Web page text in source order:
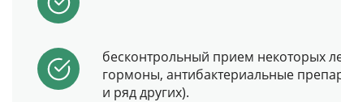
бесконтрольный прием некоторых
гормоны, антибактериальные
и ряд других).